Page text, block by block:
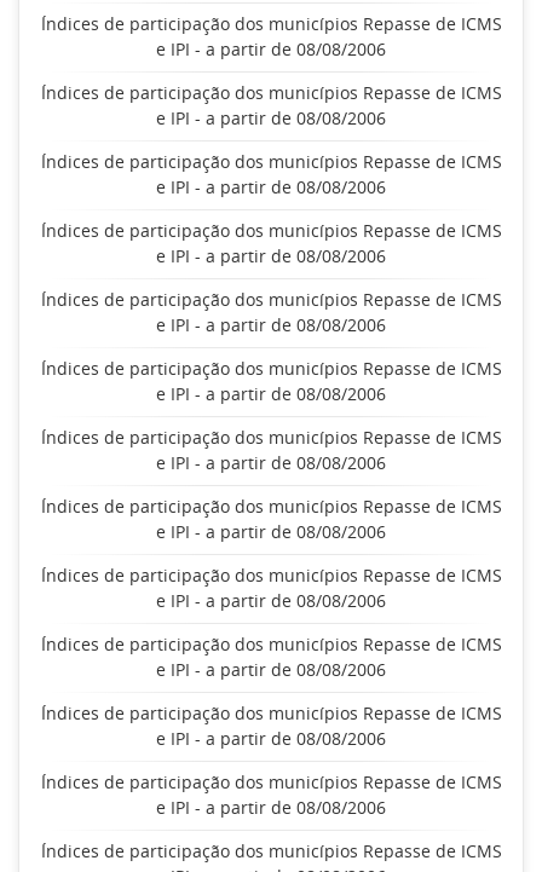
Índices de participação dos municípios Repasse de ICMS
e IPI - a partir de 08/08/2006
Índices de participação dos municípios Repasse de ICMS
e IPI - a partir de 08/08/2006
Índices de participação dos municípios Repasse de ICMS
e IPI - a partir de 08/08/2006
Índices de participação dos municípios Repasse de ICMS
e IPI - a partir de 08/08/2006
Índices de participação dos municípios Repasse de ICMS
e IPI - a partir de 08/08/2006
Índices de participação dos municípios Repasse de ICMS
e IPI - a partir de 08/08/2006
Índices de participação dos municípios Repasse de ICMS
e IPI - a partir de 08/08/2006
Índices de participação dos municípios Repasse de ICMS
e IPI - a partir de 08/08/2006
Índices de participação dos municípios Repasse de ICMS
e IPI - a partir de 08/08/2006
Índices de participação dos municípios Repasse de ICMS
e IPI - a partir de 08/08/2006
Índices de participação dos municípios Repasse de ICMS
e IPI - a partir de 08/08/2006
Índices de participação dos municípios Repasse de ICMS
e IPI - a partir de 08/08/2006
Índices de participação dos municípios Repasse de ICMS